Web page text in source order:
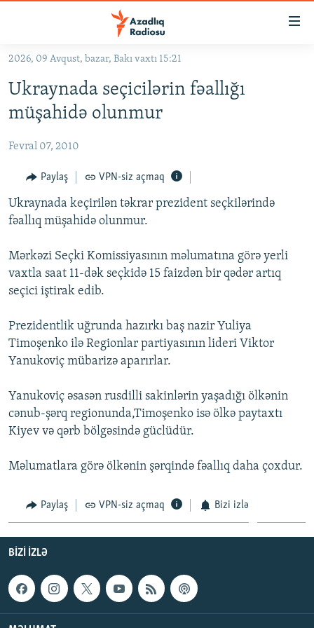
Əsas
qayıt
Əsas
naviqasiyaya
qayıt
#İZAHLA
KORRUPSIOMETR
#ƏSLINDƏ
FƏRQƏ BAX
QANUNI DOĞRU
ARAŞDIRMA
MULTIMEDIA
VIDEO
İNFOQRAFIKA
KARIKATURA
RADIO ARXIV
AZƏRBAYCAN ƏDƏBIYYATI KITABXANASI
İSLAM VƏ DEMOKRATIYA
HAQQIMIZDA
MISSIYAMIZ
PEŞƏ ETIKASI VƏ JURNALISTIKA STANDARTLARIMIZ
AZADLIQRADIOSU MOBIL TELEFONUNUZDA
BIZIMLƏ ƏLAQƏ
BIZI IZLƏ
RFE/RL-in bütün saytları
2026, 09 Avqust, bazar, Bakı vaxtı 15:21
Ukraynada seçicilərin fəallığı
müşahidə olunmur
Fevral 07, 2010
Paylaş VPN-siz açmaq
Ukraynada keçirilən təkrar prezident seçkilərində
fəallıq müşahidə olunmur.
Mərkəzi Seçki Komissiyasının məlumatına görə yerli
vaxtla saat 11-dək seçkidə 15 faizdən bir qədər artıq
seçici iştirak edib.
Prezidentlik uğrunda hazırkı baş nazir Yuliya
Timoşenko ilə Regionlar partiyasının lideri Viktor
Yanukoviç mübarizə aparırlar.
Yanukoviç əsasən rusdilli sakinlərin yaşadığı ölkənin
cənub-şərq regionunda,Timoşenko isə ölkə paytaxtı
Kiyev və qərb bölgəsində güclüdür.
Məlumatlara görə ölkənin şərqində fəallıq daha çoxdur.
Paylaş VPN-siz açmaq Bizi izlə
BIZI IZLƏ